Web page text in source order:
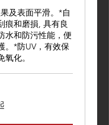
及表面平滑。*自
痕和磨損, 具有良
水和防污性能，便
。*防UV，有效保
化。